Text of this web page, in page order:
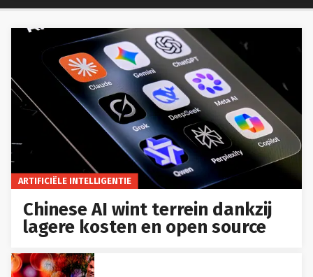
ARTIFICIËLE INTELLIGENTIE
Chinese AI wint terrein dankzij
lagere kosten en open source